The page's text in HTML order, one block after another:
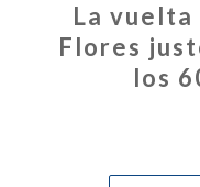
La
Flores
los